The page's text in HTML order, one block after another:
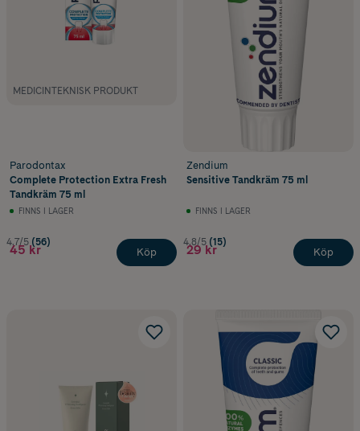
MEDICINTEKNISK PRODUKT
Parodontax
Complete Protection Extra Fresh
Tandkräm 75 ml
FINNS I LAGER
4.7/5 (56)
45 kr Köp
Zendium
Sensitive Tandkräm 75 ml
FINNS I LAGER
4.8/5 (15)
29 kr Köp